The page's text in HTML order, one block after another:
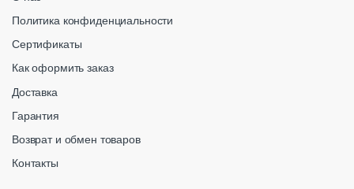
Политика конфиденциальности
Сертификаты
Как оформить заказ
Доставка
Гарантия
Возврат и обмен товаров
Контакты